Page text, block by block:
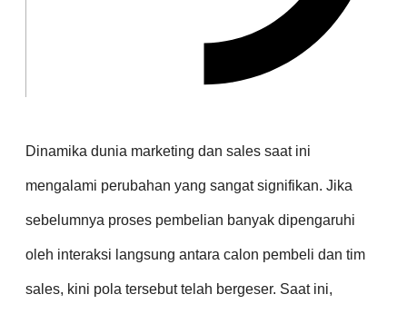
Dinamika dunia marketing dan sales saat ini
mengalami perubahan yang sangat signifikan. Jika
sebelumnya proses pembelian banyak dipengaruhi
oleh interaksi langsung antara calon pembeli dan tim
sales, kini pola tersebut telah bergeser. Saat ini,